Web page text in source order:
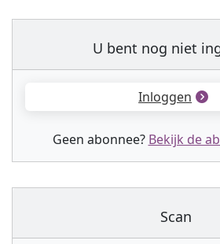
U bent nog niet
Inloggen
Geen abonnee? Bekijk de
Scan